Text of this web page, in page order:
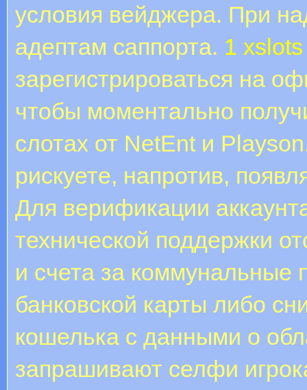
условия вейджера. При
адептам саппорта. 1
зарегистрироваться на
чтобы моментально
слотах от NetEnt и
рискуете, напротив,
Для верификации
технической поддержки
и счета за
банковской карты либо
кошелька с данными о
запрашивают селфи